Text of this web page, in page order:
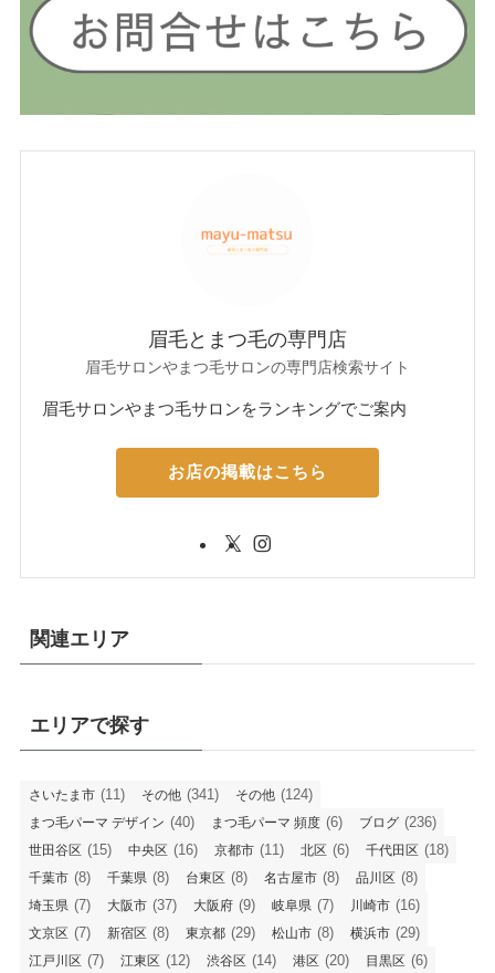
眉毛とまつ毛の専門店
眉毛サロンやまつ毛サロンの専門店検索サイト
眉毛サロンやまつ毛サロンをランキングでご案内
お店の掲載はこちら
関連エリア
エリアで探す
さいたま市 (11) その他 (341) その他 (124)
まつ毛パーマ デザイン (40) まつ毛パーマ 頻度 (6) ブログ (236)
世田谷区 (15) 中央区 (16) 京都市 (11) 北区 (6) 千代田区 (18)
千葉市 (8) 千葉県 (8) 台東区 (8) 名古屋市 (8) 品川区 (8)
埼玉県 (7) 大阪市 (37) 大阪府 (9) 岐阜県 (7) 川崎市 (16)
文京区 (7) 新宿区 (8) 東京都 (29) 松山市 (8) 横浜市 (29)
江戸川区 (7) 江東区 (12) 渋谷区 (14) 港区 (20) 目黒区 (6)